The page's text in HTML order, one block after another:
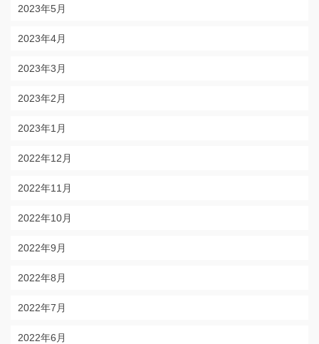
2023年5月
2023年4月
2023年3月
2023年2月
2023年1月
2022年12月
2022年11月
2022年10月
2022年9月
2022年8月
2022年7月
2022年6月